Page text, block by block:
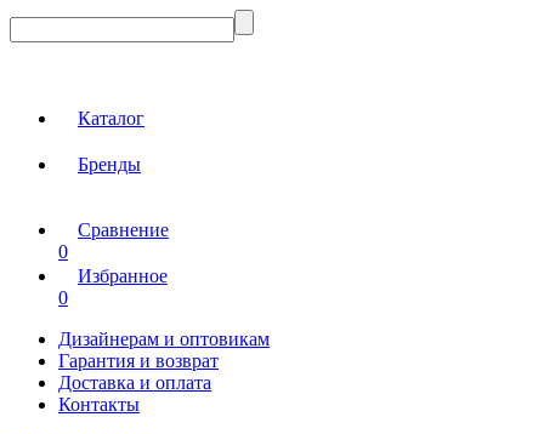
Каталог
Бренды
Сравнение
0
Избранное
0
Дизайнерам и оптовикам
Гарантия и возврат
Доставка и оплата
Контакты